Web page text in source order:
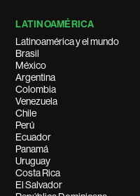
LATINOAMÉRICA
Latinoamérica y el mundo
Brasil
México
Argentina
Colombia
Venezuela
Chile
Perú
Ecuador
Panamá
Uruguay
Costa Rica
El Salvador